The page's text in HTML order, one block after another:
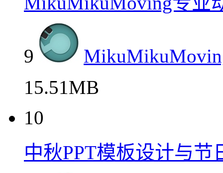
9
15.51MB
10
中秋PPT模板设计与节